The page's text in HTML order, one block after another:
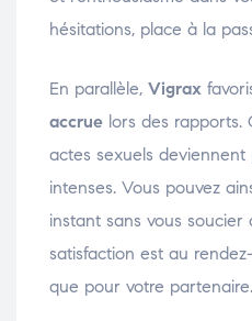
hésitations, place à la
En parallèle, Vigrax
accrue lors des rapports.
actes sexuels deviennent
intenses. Vous pouvez
instant sans vous soucier
satisfaction est au
que pour votre partenaire.